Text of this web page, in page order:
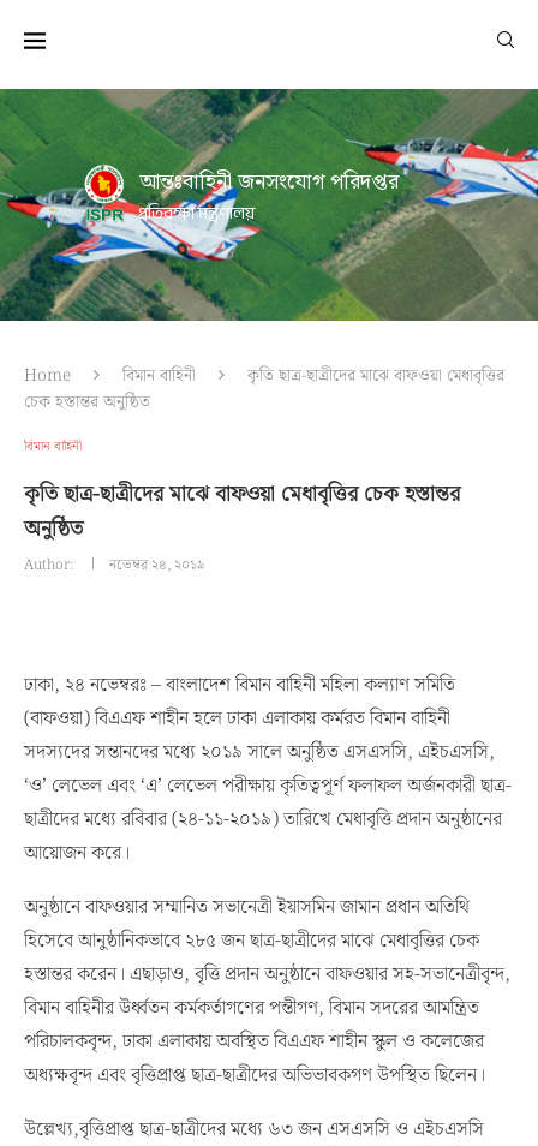
আন্তঃবাহিনী জনসংযোগ পরিদপ্তর
প্রতিরক্ষা মন্ত্রণালয়
Home বিমান বাহিনী
কৃতি ছাত্র-ছাত্রীদের মাঝে বাফওয়া মেধাবৃত্তির
চেক হস্তান্তর অনুষ্ঠিত
বিমান বাহিনী
কৃতি ছাত্র-ছাত্রীদের মাঝে বাফওয়া মেধাবৃত্তির চেক হস্তান্তর
অনুষ্ঠিত
Author: নভেম্বর ২৪, ২০১৯
ঢাকা, ২৪ নভেম্বরঃ – বাংলাদেশ বিমান বাহিনী মহিলা কল্যাণ সমিতি
(বাফওয়া) বিএএফ শাহীন হলে ঢাকা এলাকায় কর্মরত বিমান বাহিনী
সদস্যদের সন্তানদের মধ্যে ২০১৯ সালে অনুষ্ঠিত এসএসসি, এইচএসসি,
‘ও’ লেভেল এবং ‘এ’ লেভেল পরীক্ষায় কৃতিত্বপূর্ণ ফলাফল অর্জনকারী ছাত্র-
ছাত্রীদের মধ্যে রবিবার (২৪-১১-২০১৯) তারিখে মেধাবৃত্তি প্রদান অনুষ্ঠানের
আয়োজন করে।
অনুষ্ঠানে বাফওয়ার সম্মানিত সভানেত্রী ইয়াসমিন জামান প্রধান অতিথি
হিসেবে আনুষ্ঠানিকভাবে ২৮৫ জন ছাত্র-ছাত্রীদের মাঝে মেধাবৃত্তির চেক
হস্তান্তর করেন। এছাড়াও, বৃত্তি প্রদান অনুষ্ঠানে বাফওয়ার সহ-সভানেত্রীবৃন্দ,
বিমান বাহিনীর উর্ধ্বতন কর্মকর্তাগণের পন্তীগণ, বিমান সদরের আমন্ত্রিত
পরিচালকবৃন্দ, ঢাকা এলাকায় অবস্থিত বিএএফ শাহীন স্কুল ও কলেজের
অধ্যক্ষবৃন্দ এবং বৃত্তিপ্রাপ্ত ছাত্র-ছাত্রীদের অভিভাবকগণ উপস্থিত ছিলেন।
উল্লেখ্য,বৃত্তিপ্রাপ্ত ছাত্র-ছাত্রীদের মধ্যে ৬৩ জন এসএসসি ও এইচএসসি